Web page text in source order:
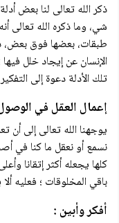
ذكر الله تعالى لنا بعض
شي، وما ذكره الله تعالی
طبقات، بعضها فوق بعض،
الإنسان عن إيجاد خلل
تلك الأدلة دعوة إلى
إعمال العقل في
يوجهنا الله تعالى إلى أن
نسمع أو نعقل ما كنا في
كلها يجعله أكثر إتقانا
باقي المخلوقات ؛ فعليه
أفكر وأبين :